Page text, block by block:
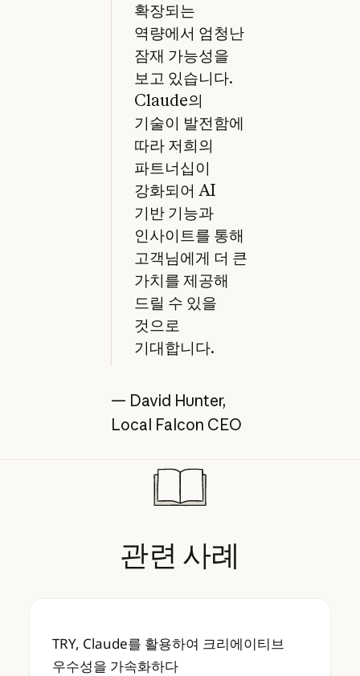
확장되는
역량에서 엄청난
잠재 가능성을
보고 있습니다.
Claude의
기술이 발전함에
따라 저희의
파트너십이
강화되어 AI
기반 기능과
인사이트를 통해
고객님에게 더 큰
가치를 제공해
드릴 수 있을
것으로
기대합니다.
— David Hunter,
Local Falcon CEO
관련 사례
TRY, Claude를 활용하여 크리에이티브 우수
TRY, Claude를 활용하여 크리에이티브
우수성을 가속화하다